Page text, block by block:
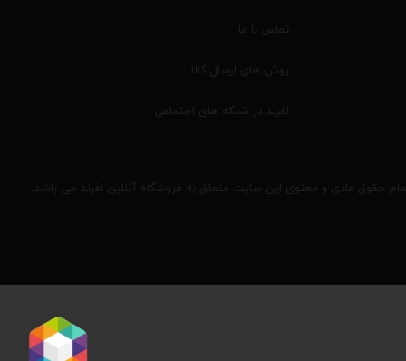
حقوق مادی و معنوی این سایت متعلق به فروشگاه آنلاین افرند می باشد.
تماس با ما
روش های ارسال کالا
افرند در شبکه های اجتماعی